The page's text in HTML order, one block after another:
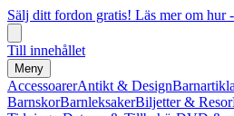
Sälj ditt fordon gratis! Läs mer om hur
Till innehållet
Meny
AccessoarerAntikt & Design
BarnskorBarnleksakerBiljetter & Resor